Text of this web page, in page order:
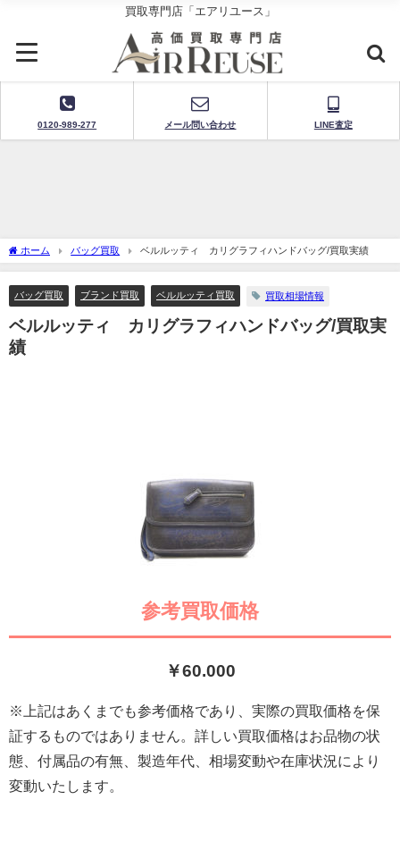
買取専門店「エアリユース」
0120-989-277 メール問い合わせ LINE査定
ホーム バッグ買取 ベルルッティ カリグラフィハンドバッグ/買取実績
バッグ買取 ブランド買取 ベルルッティ買取 買取相場情報
ベルルッティ カリグラフィハンドバッグ/買取実
績
参考買取価格
￥60.000
※上記はあくまでも参考価格であり、実際の買取価格を保
証するものではありません。詳しい買取価格はお品物の状
態、付属品の有無、製造年代、相場変動や在庫状況により
変動いたします。